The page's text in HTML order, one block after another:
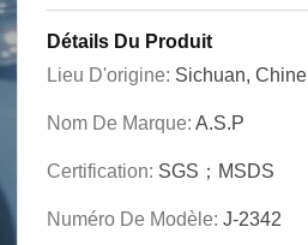
Détails Du Produit
Lieu D'origine: Sichuan, Chine
Nom De Marque: A.S.P
Certification: SGS；MSDS
Numéro De Modèle: J-2342